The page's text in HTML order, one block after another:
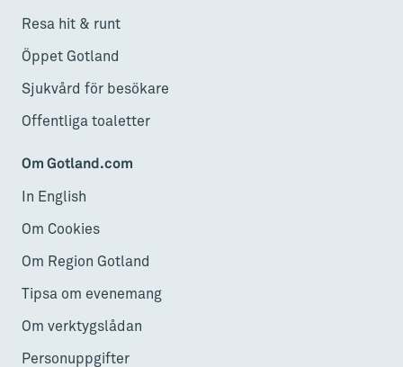
Resa hit & runt
Öppet Gotland
Sjukvård för besökare
Offentliga toaletter
Om Gotland.com
In English
Om Cookies
Om Region Gotland
Tipsa om evenemang
Om verktygslådan
Personuppgifter